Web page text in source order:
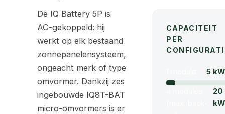
De IQ Battery 5P is
AC-gekoppeld: hij
werkt op elk bestaand
zonnepanelensysteem,
ongeacht merk of type
omvormer. Dankzij zes
ingebouwde IQ8T-BAT
micro-omvormers is er
CAPACITEIT
PER
5
20